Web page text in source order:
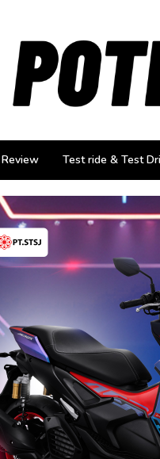
Review Test ride & Test